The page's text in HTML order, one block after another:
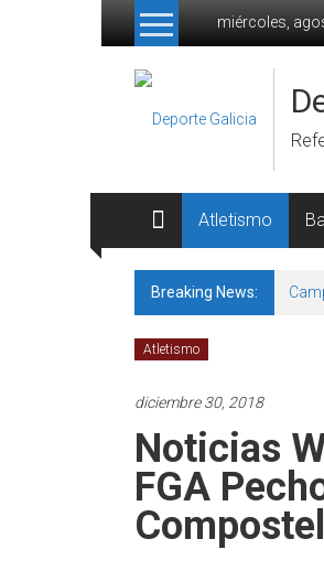
Skip to content
miércoles,
Atletismo
Breaking News:
Atletismo
diciembre 30, 2018
Noticias
FGA